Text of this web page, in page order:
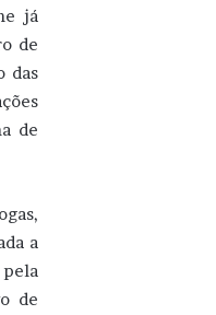
já
de
das
de
a
de